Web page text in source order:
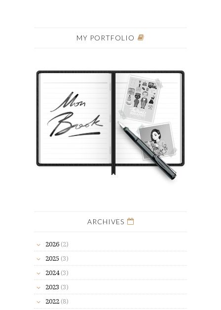
MY PORTFOLIO
ARCHIVES
2026 (2)
2025 (3)
2024(3)
2023 (3)
2022 (8)